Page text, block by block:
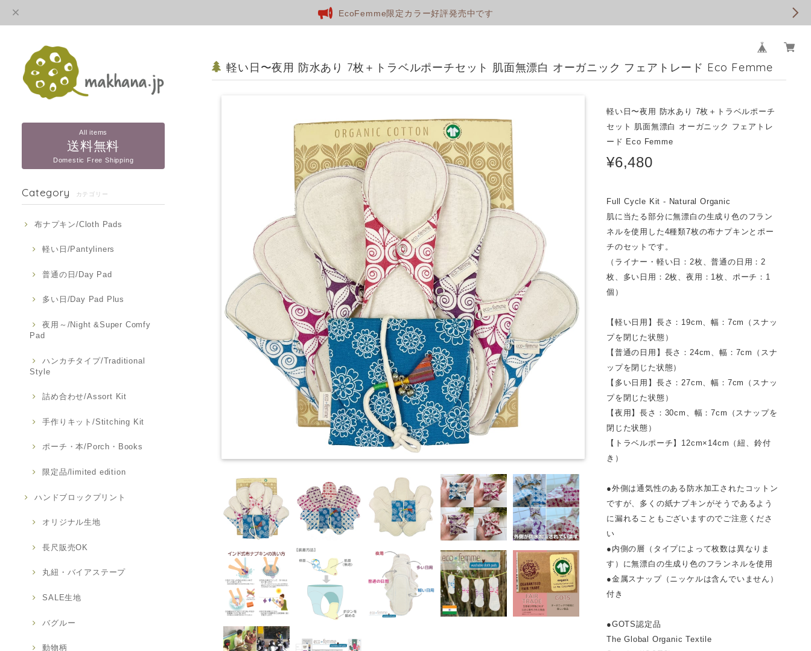
EcoFemme限定カラー好評発売中です
All items
送料無料
Domestic Free Shipping
Category カテゴリー
布ナプキン/Cloth Pads
軽い日/Pantyliners
普通の日/Day Pad
多い日/Day Pad Plus
夜用～/Night &Super Comfy
Pad
ハンカチタイプ/Traditional
Style
詰め合わせ/Assort Kit
手作りキット/Stitching Kit
ポーチ・本/Porch・Books
限定品/limited edition
ハンドブロックプリント
オリジナル生地
長尺販売OK
丸紐・バイアステープ
SALE生地
バグルー
動物柄
軽い日〜夜用 防水あり 7枚＋トラベルポーチセット 肌面無漂白 オーガニック フェアトレード Eco Femme
軽い日〜夜用 防水あり 7枚＋トラベルポーチ
セット 肌面無漂白 オーガニック フェアトレ
ード Eco Femme
¥6,480
Full Cycle Kit - Natural Organic
肌に当たる部分に無漂白の生成り色のフラン
ネルを使用した4種類7枚の布ナプキンとポー
チのセットです。
（ライナー・軽い日：2枚、普通の日用：2
枚、多い日用：2枚、夜用：1枚、ポーチ：1
個）
【軽い日用】長さ：19cm、幅：7cm（スナッ
プを閉じた状態）
【普通の日用】長さ：24cm、幅：7cm（スナ
ップを閉じた状態）
【多い日用】長さ：27cm、幅：7cm（スナッ
プを閉じた状態）
【夜用】長さ：30cm、幅：7cm（スナップを
閉じた状態）
【トラベルポーチ】12cm×14cm（紐、鈴付
き）
●外側は通気性のある防水加工されたコットン
ですが、多くの紙ナプキンがそうであるよう
に漏れることもございますのでご注意くださ
い
●内側の層（タイプによって枚数は異なりま
す）に無漂白の生成り色のフランネルを使用
●金属スナップ（ニッケルは含んでいません）
付き
●GOTS認定品
The Global Organic Textile